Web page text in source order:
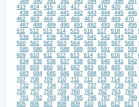
413
414 415 416 417 418 419 420 421
438
439 440 441 442 443 444 445 446
462
463 464 465 466 467 468 469 470
487
488 489 490 491 492 493 494 495
511
512 513 514 515 516 517 518 519
536
537 538 539 540 541 542 543 544
560
561 562 563 564 565 566 567 568
585
586 587 588 589 590 591 592 593
609
610 611 612 613 614 615 616 617
634
635 636 637 638 639 640 641 642
658
659 660 661 662 663 664 665 666
683
684 685 686 687 688 689 690 691
707
708 709 710 711 712 713 714 715
732
733 734 735 736 737 738 739 740
756
757 758 759 760 761 762 763 764
781
782 783 784 785 786 787 788 789
805
806 807 808 809 810 811 812 813